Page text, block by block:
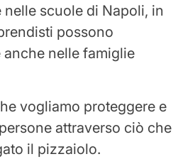
scuole di Napoli, in
possono
anche nelle famiglie
vogliamo proteggere e
attraverso ciò che
il pizzaiolo.